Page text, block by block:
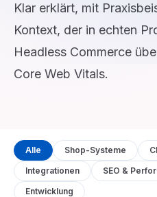
Klar erklärt, mit
Kontext, der in echten
Headless Commerce
Core Web Vitals.
Alle Shop-Systeme
Integrationen
SEO &
Entwicklung